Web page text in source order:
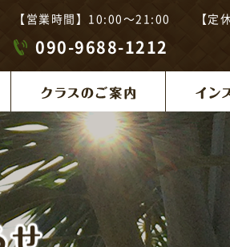
【営業時間】10:00～21:00 【定休
090-9688-1212